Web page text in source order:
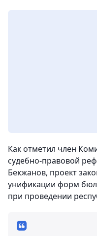
Как отметил член
судебно-правовой
Бекжанов, проект
унификации форм
при проведении